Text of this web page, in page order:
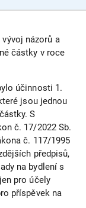
názorů a
částky v roce
účinnosti 1.
jsou jednou
S
č. 17/2022 Sb.
č. 117/1995
předpisů,
na bydlení s
pro účely
příspěvek na